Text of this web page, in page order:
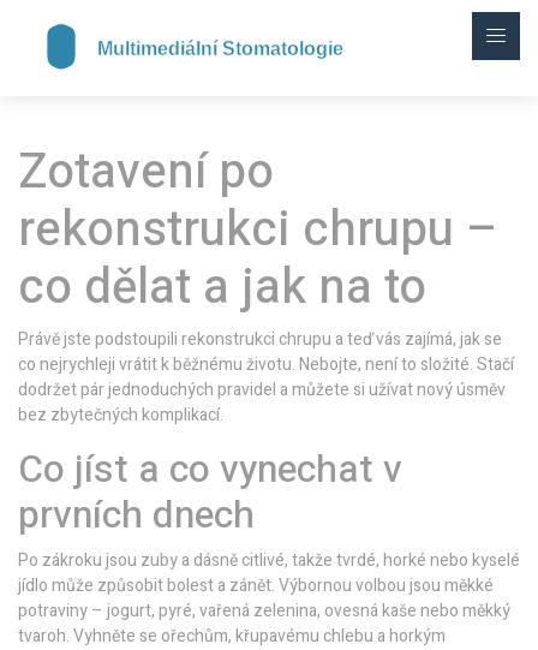
Zotavení po
rekonstrukci chrupu –
co dělat a jak na to
Právě jste podstoupili rekonstrukci chrupu a teď vás zajímá, jak se
co nejrychleji vrátit k běžnému životu. Nebojte, není to složité. Stačí
dodržet pár jednoduchých pravidel a můžete si užívat nový úsměv
bez zbytečných komplikací.
Co jíst a co vynechat v
prvních dnech
Po zákroku jsou zuby a dásně citlivé, takže tvrdé, horké nebo kyselé
jídlo může způsobit bolest a zánět. Výbornou volbou jsou měkké
potraviny – jogurt, pyré, vařená zelenina, ovesná kaše nebo měkký
tvaroh. Vyhněte se ořechům, křupavému chlebu a horkým